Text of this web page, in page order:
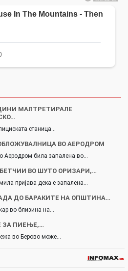
МАЛТРЕТИРАЛЕ
станица…
ВО АЕРОДРОМ
Аеродром била запалена во…
ВО ШУТО ОРИЗАРИ,…
пријава дека е запалена…
ДО БАРАКИТЕ НА ОПШТИНА…
во близина на…
ЗА ПИЕЊЕ,…
во Берово може…